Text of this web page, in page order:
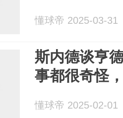
懂球帝 2025-03-31
斯内德谈亨
事都很奇怪
懂球帝 2025-02-01